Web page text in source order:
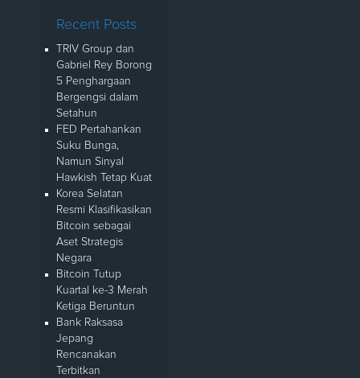
Recent Posts
TRIV Group dan
Gabriel Rey Borong
5 Penghargaan
Bergengsi dalam
Setahun
FED Pertahankan
Suku Bunga,
Namun Sinyal
Hawkish Tetap Kuat
Korea Selatan
Resmi Klasifikasikan
Bitcoin sebagai
Aset Strategis
Negara
Bitcoin Tutup
Kuartal ke-3 Merah
Ketiga Beruntun
Bank Raksasa
Jepang
Rencanakan
Terbitkan